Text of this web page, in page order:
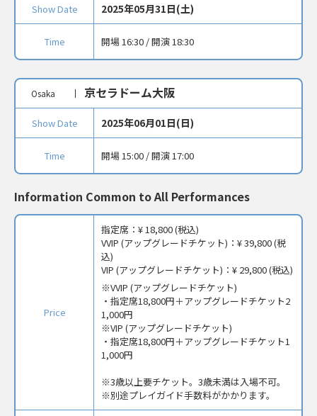
Show Date 2025年05月31日(土)
Time 開場 16:30 / 開演 18:30
Osaka 京セラドーム大阪
Show Date 2025年06月01日(日)
Time 開場 15:00 / 開演 17:00
Information Common to All Performances
Price
指定席： ¥ 18,800 (税込)
VVIP (アップグレードチケット)： ¥ 39,800 (税
込)
VIP (アップグレードチケット)： ¥ 29,800 (税込)
VVIP (アップグレードチケット)
・指定席18,800円＋アップグレードチケット2
1,000円
※VIP (アップグレードチケット)
・指定席18,800円＋アップグレードチケット1
1,000円
※3歳以上要チケット。3歳未満は入場不可。
※別途プレイガイド手数料がかかります。